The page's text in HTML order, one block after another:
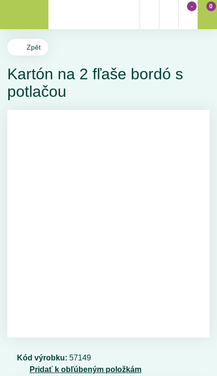
- 0
Zpět
Kartón na 2 fľaše bordó s
potlačou
Kód výrobku: 57149
Pridať k obľúbeným položkám